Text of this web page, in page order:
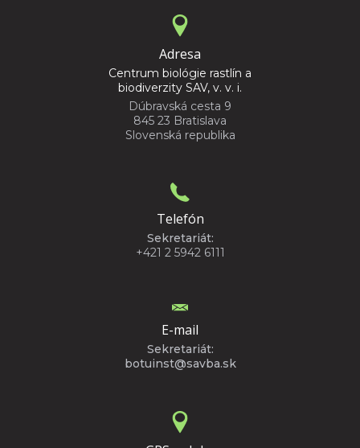
Adresa
Centrum biológie rastlín a
biodiverzity SAV, v. v. i.
Dúbravská cesta 9
845 23 Bratislava
Slovenská republika
Telefón
Sekretariát:
+421 2 5942 6111
E-mail
Sekretariát:
botuinst@savba.sk